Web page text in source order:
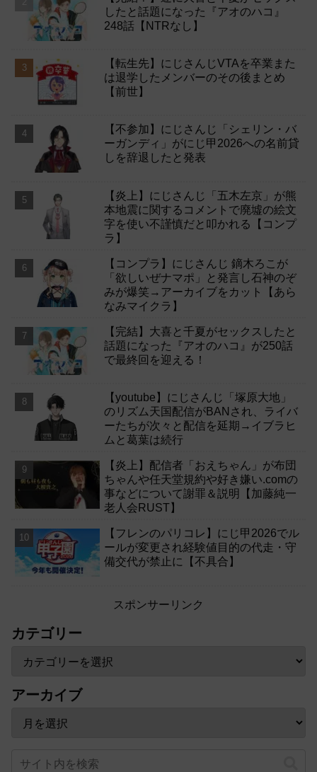
したと話題になった『アオのハコ』
248話【NTRなし】
【転生先】にじさんじVTAを卒業また
は退学したメンバーのその後まとめ
【前世】
【不参加】にじさんじ「シェリン・バ
ーガンディ」がにじ甲2026への名前貸
しを辞退したと発表
【炎上】にじさんじ「五木左京」が熊
本地震に関するコメントで廃墟の絵文
字を使い不謹慎だと叩かれる【コンプ
ラ】
【コンプラ】にじさんじ 鏑木ろこが
「欲しいぜナマポ」と発言し石神のぞ
みが爆笑→アーカイブをカット【あら
なみマイクラ】
【完結】大喜と千夏がセックスしたと
話題になった『アオのハコ』が250話
で最終回を迎える！
【youtube】にじさんじ「塚原大地」
のリズム天国配信がBANされ、ライバ
ーたちが次々と配信を延期→イブラヒ
ムと葛葉は続行
【炎上】配信者「おえちゃん」が布団
ちゃんや任天堂規約や好き嫌い.comの
事などについて謝罪＆説明【加藤純一
老人会RUST】
【フレンのパリコレ】にじ甲2026でル
ールが変更され経験値目的の代走・守
備交代が禁止に【不具合】
スポンサーリンク
カテゴリー
アーカイブ